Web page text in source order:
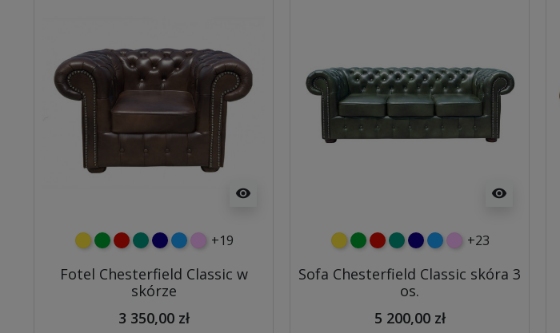
visibility
żółtyzielonyczerwony
turkusowy
granatowy
niebieski
różowy
+19
Fotel Chesterfield Classic w
skórze
3 350,00 zł
visibility
żółtyzielonyczerwony
turkusowy
granatowy
niebieski
różowy
+23
Sofa Chesterfield Classic skóra 3
os.
5 200,00 zł